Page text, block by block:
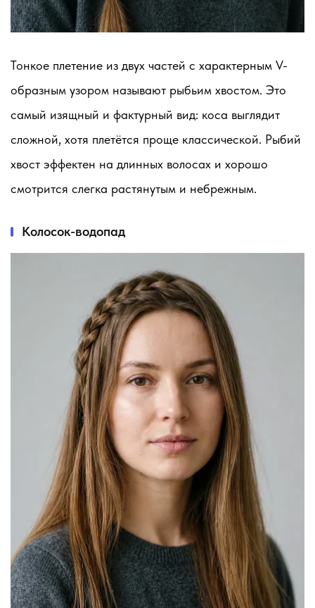
Тонкое плетение из двух частей с характерным V-
образным узором называют рыбьим хвостом. Это
самый изящный и фактурный вид: коса выглядит
сложной, хотя плетётся проще классической. Рыбий
хвост эффектен на длинных волосах и хорошо
смотрится слегка растянутым и небрежным.
Колосок-водопад